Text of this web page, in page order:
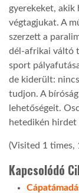
LINKTR.EE
GLOBOZSARU
DOBRAVERO.HU
LATIMO.HU
GLOBOBOOK
gyerekeket, akik
végtagjukat. A
szerzett a
dél-afrikai váltó
sport
de kiderült:
tudjon. A
lehetőségeit.
hetedikén
(Visited 1 times,
Kapcsolódó